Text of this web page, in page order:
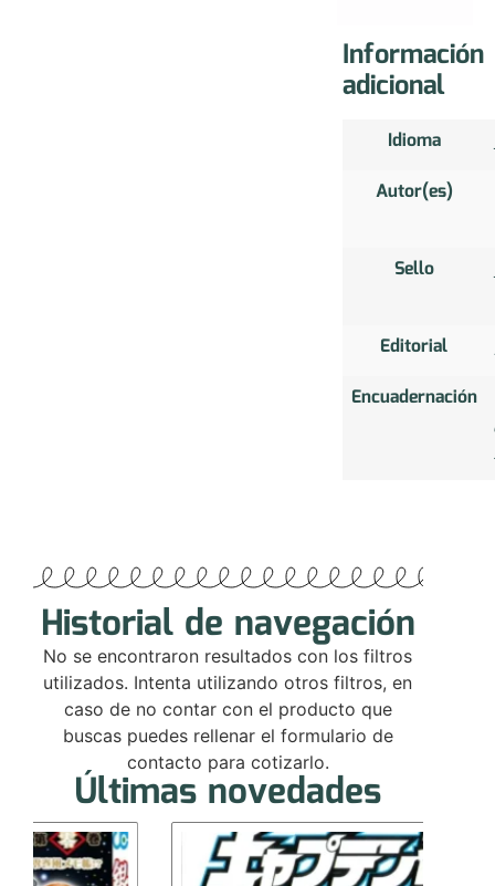
Información
adicional
Idioma
Autor(es)
Sello
Editorial
Encuadernación
Historial de navegación
No se encontraron resultados con los filtros
utilizados. Intenta utilizando otros filtros, en
caso de no contar con el producto que
buscas puedes rellenar el formulario de
contacto para cotizarlo.
Últimas novedades